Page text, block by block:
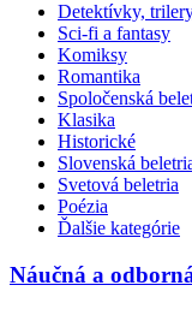
Detektívky,
Sci-fi a fantasy
Komiksy
Romantika
Spoločenská
Klasika
Historické
Slovenská
Svetová beletria
Poézia
Ďalšie kategórie
Náučná a